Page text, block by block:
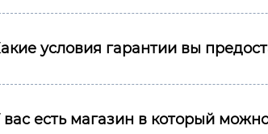
условия гарантии вы
вас есть магазин в который